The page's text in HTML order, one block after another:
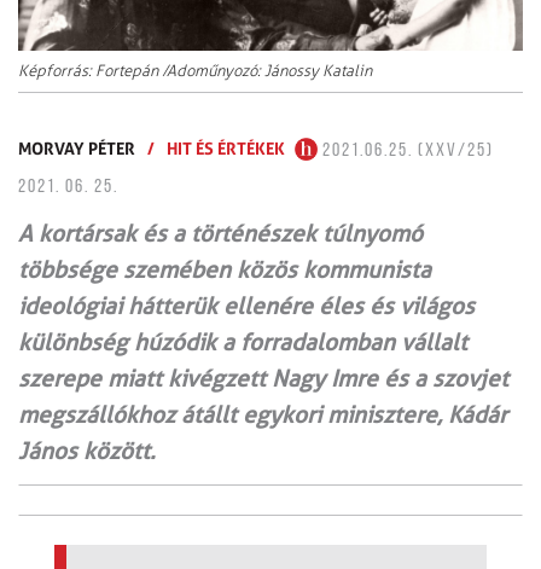
Képforrás: Fortepán /Adoműnyozó: Jánossy Katalin
MORVAY PÉTER / HIT ÉS ÉRTÉKEK
2021.06.25. (XXV/25)
2021. 06. 25.
A kortársak és a történészek túlnyomó
többsége szemében közös kommunista
ideológiai hátterük ellenére éles és világos
különbség húzódik a forradalomban vállalt
szerepe miatt kivégzett Nagy Imre és a szovjet
megszállókhoz átállt egykori minisztere, Kádár
János között.